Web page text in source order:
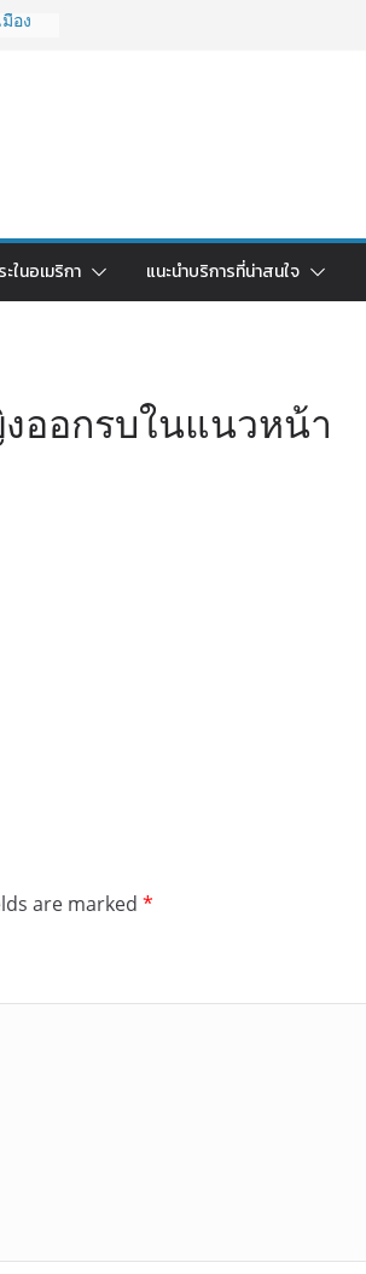
อง
วในอเมริกา แนะนำบริการที่น่าสนใจ
ออกรบในแนวหน้า
are marked *